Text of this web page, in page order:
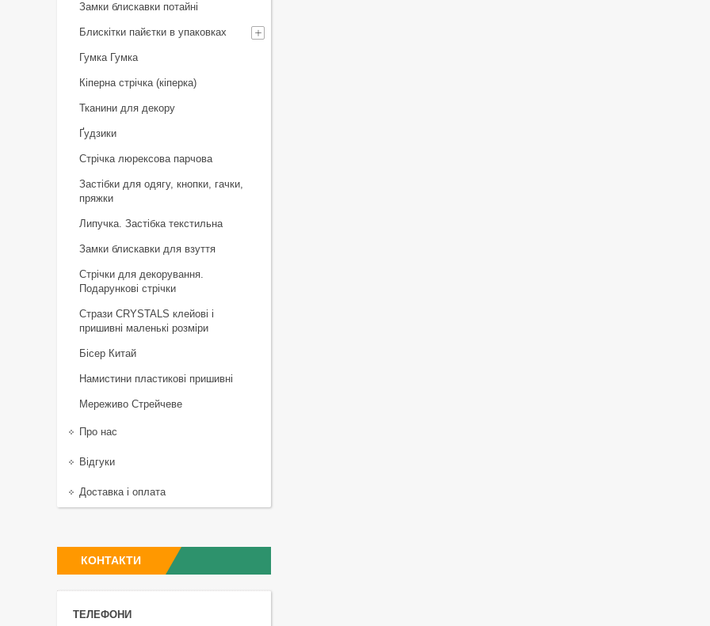
Замки блискавки потайні
Блискітки пайєтки в упаковках
Гумка Гумка
Кіперна стрічка (кіперка)
Тканини для декору
Ґудзики
Стрічка люрексова парчова
Застібки для одягу, кнопки, гачки,
пряжки
Липучка. Застібка текстильна
Замки блискавки для взуття
Стрічки для декорування.
Подарункові стрічки
Стрази CRYSTALS клейові і
пришивні маленькі розміри
Бісер Китай
Намистини пластикові пришивні
Мереживо Стрейчеве
Про нас
Відгуки
Доставка і оплата
КОНТАКТИ